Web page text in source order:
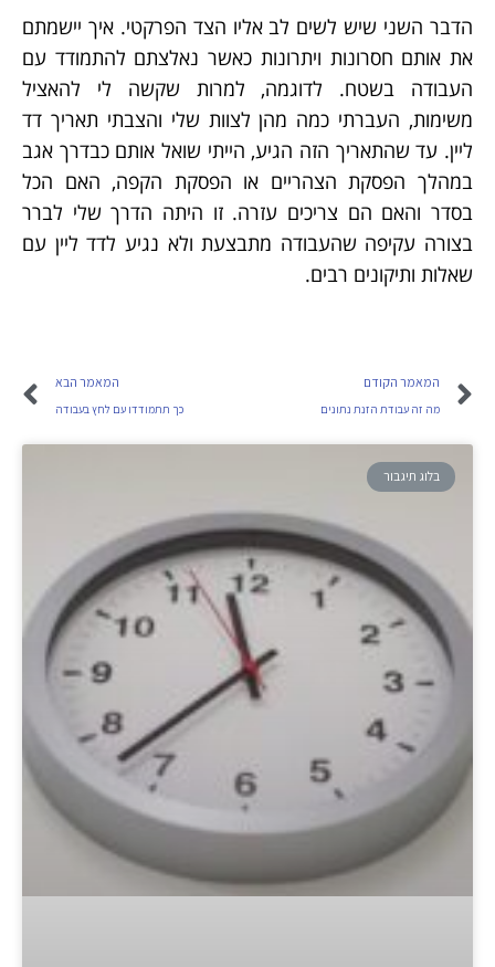
הדבר השני שיש לשים לב אליו הצד הפרקטי. איך יישמתם
את אותם חסרונות ויתרונות כאשר נאלצתם להתמודד עם
העבודה בשטח. לדוגמה, למרות שקשה לי להאציל
משימות, העברתי כמה מהן לצוות שלי והצבתי תאריך דד
ליין. עד שהתאריך הזה הגיע, הייתי שואל אותם כבדרך אגב
במהלך הפסקת הצהריים או הפסקת הקפה, האם הכל
בסדר והאם הם צריכים עזרה. זו היתה הדרך שלי לברר
בצורה עקיפה שהעבודה מתבצעת ולא נגיע לדד ליין עם
שאלות ותיקונים רבים.
המאמר הקודם
מה זה עבודת הזנת נתונים
המאמר הבא
כך תתמודדו עם לחץ בעבודה
בלוג תיגבור